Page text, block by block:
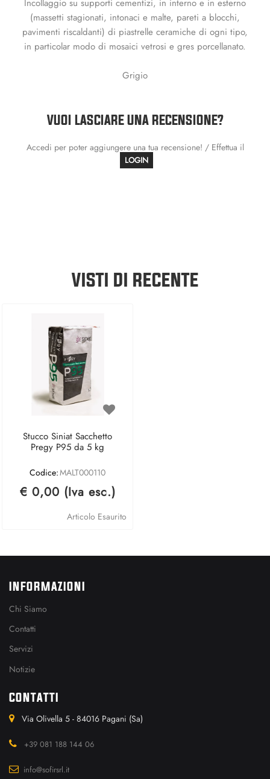
Incollaggio su supporti cementizi, in interno e in esterno
(massetti stagionati, intonaci e malte, pareti a blocchi,
pavimenti riscaldanti) di piastrelle ceramiche di ogni tipo,
in particolar modo di mosaici vetrosi e gres porcellanato.
Grigio
VUOI LASCIARE UNA RECENSIONE?
Accedi per poter aggiungere una tua recensione! / Effettua il
LOGIN
VISTI DI RECENTE
Stucco Siniat Sacchetto
Pregy P95 da 5 kg
Codice:MALT000110
€ 0,00 (Iva esc.)
Articolo Esaurito
INFORMAZIONI
Chi Siamo
Contatti
Servizi
Notizie
CONTATTI
Via Olivella 5 - 84016 Pagani (Sa)
+39 081 188 144 06
info@sofirsrl.it